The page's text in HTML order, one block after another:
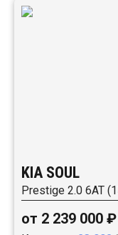
KIA SOUL
Prestige 2.0 6АТ
от 2 239 000 ₽